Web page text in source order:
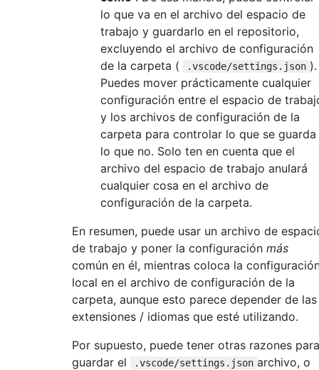
lo que va en el archivo del espacio de
trabajo y guardarlo en el repositorio,
excluyendo el archivo de configuración
de la carpeta (
.vscode/settings.json ).
Puedes mover prácticamente cualquier
configuración entre el espacio de
y los archivos de configuración de la
carpeta para controlar lo que se guarda
lo que no. Solo ten en cuenta que el
archivo del espacio de trabajo anulará
cualquier cosa en el archivo de
configuración de la carpeta.
En resumen, puede usar un archivo de
de trabajo y poner la configuración más
común en él, mientras coloca la
local en el archivo de configuración de la
carpeta, aunque esto parece depender de las
extensiones / idiomas que esté utilizando.
Por supuesto, puede tener otras razones para
guardar el
.vscode/settings.json archivo, o